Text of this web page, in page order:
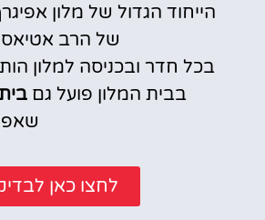
הייחוד הגדול של מלון
של הרב אטיאס
בכל חדר ובכניסה למלון
בבית המלון פועל גם
לחצו כאן